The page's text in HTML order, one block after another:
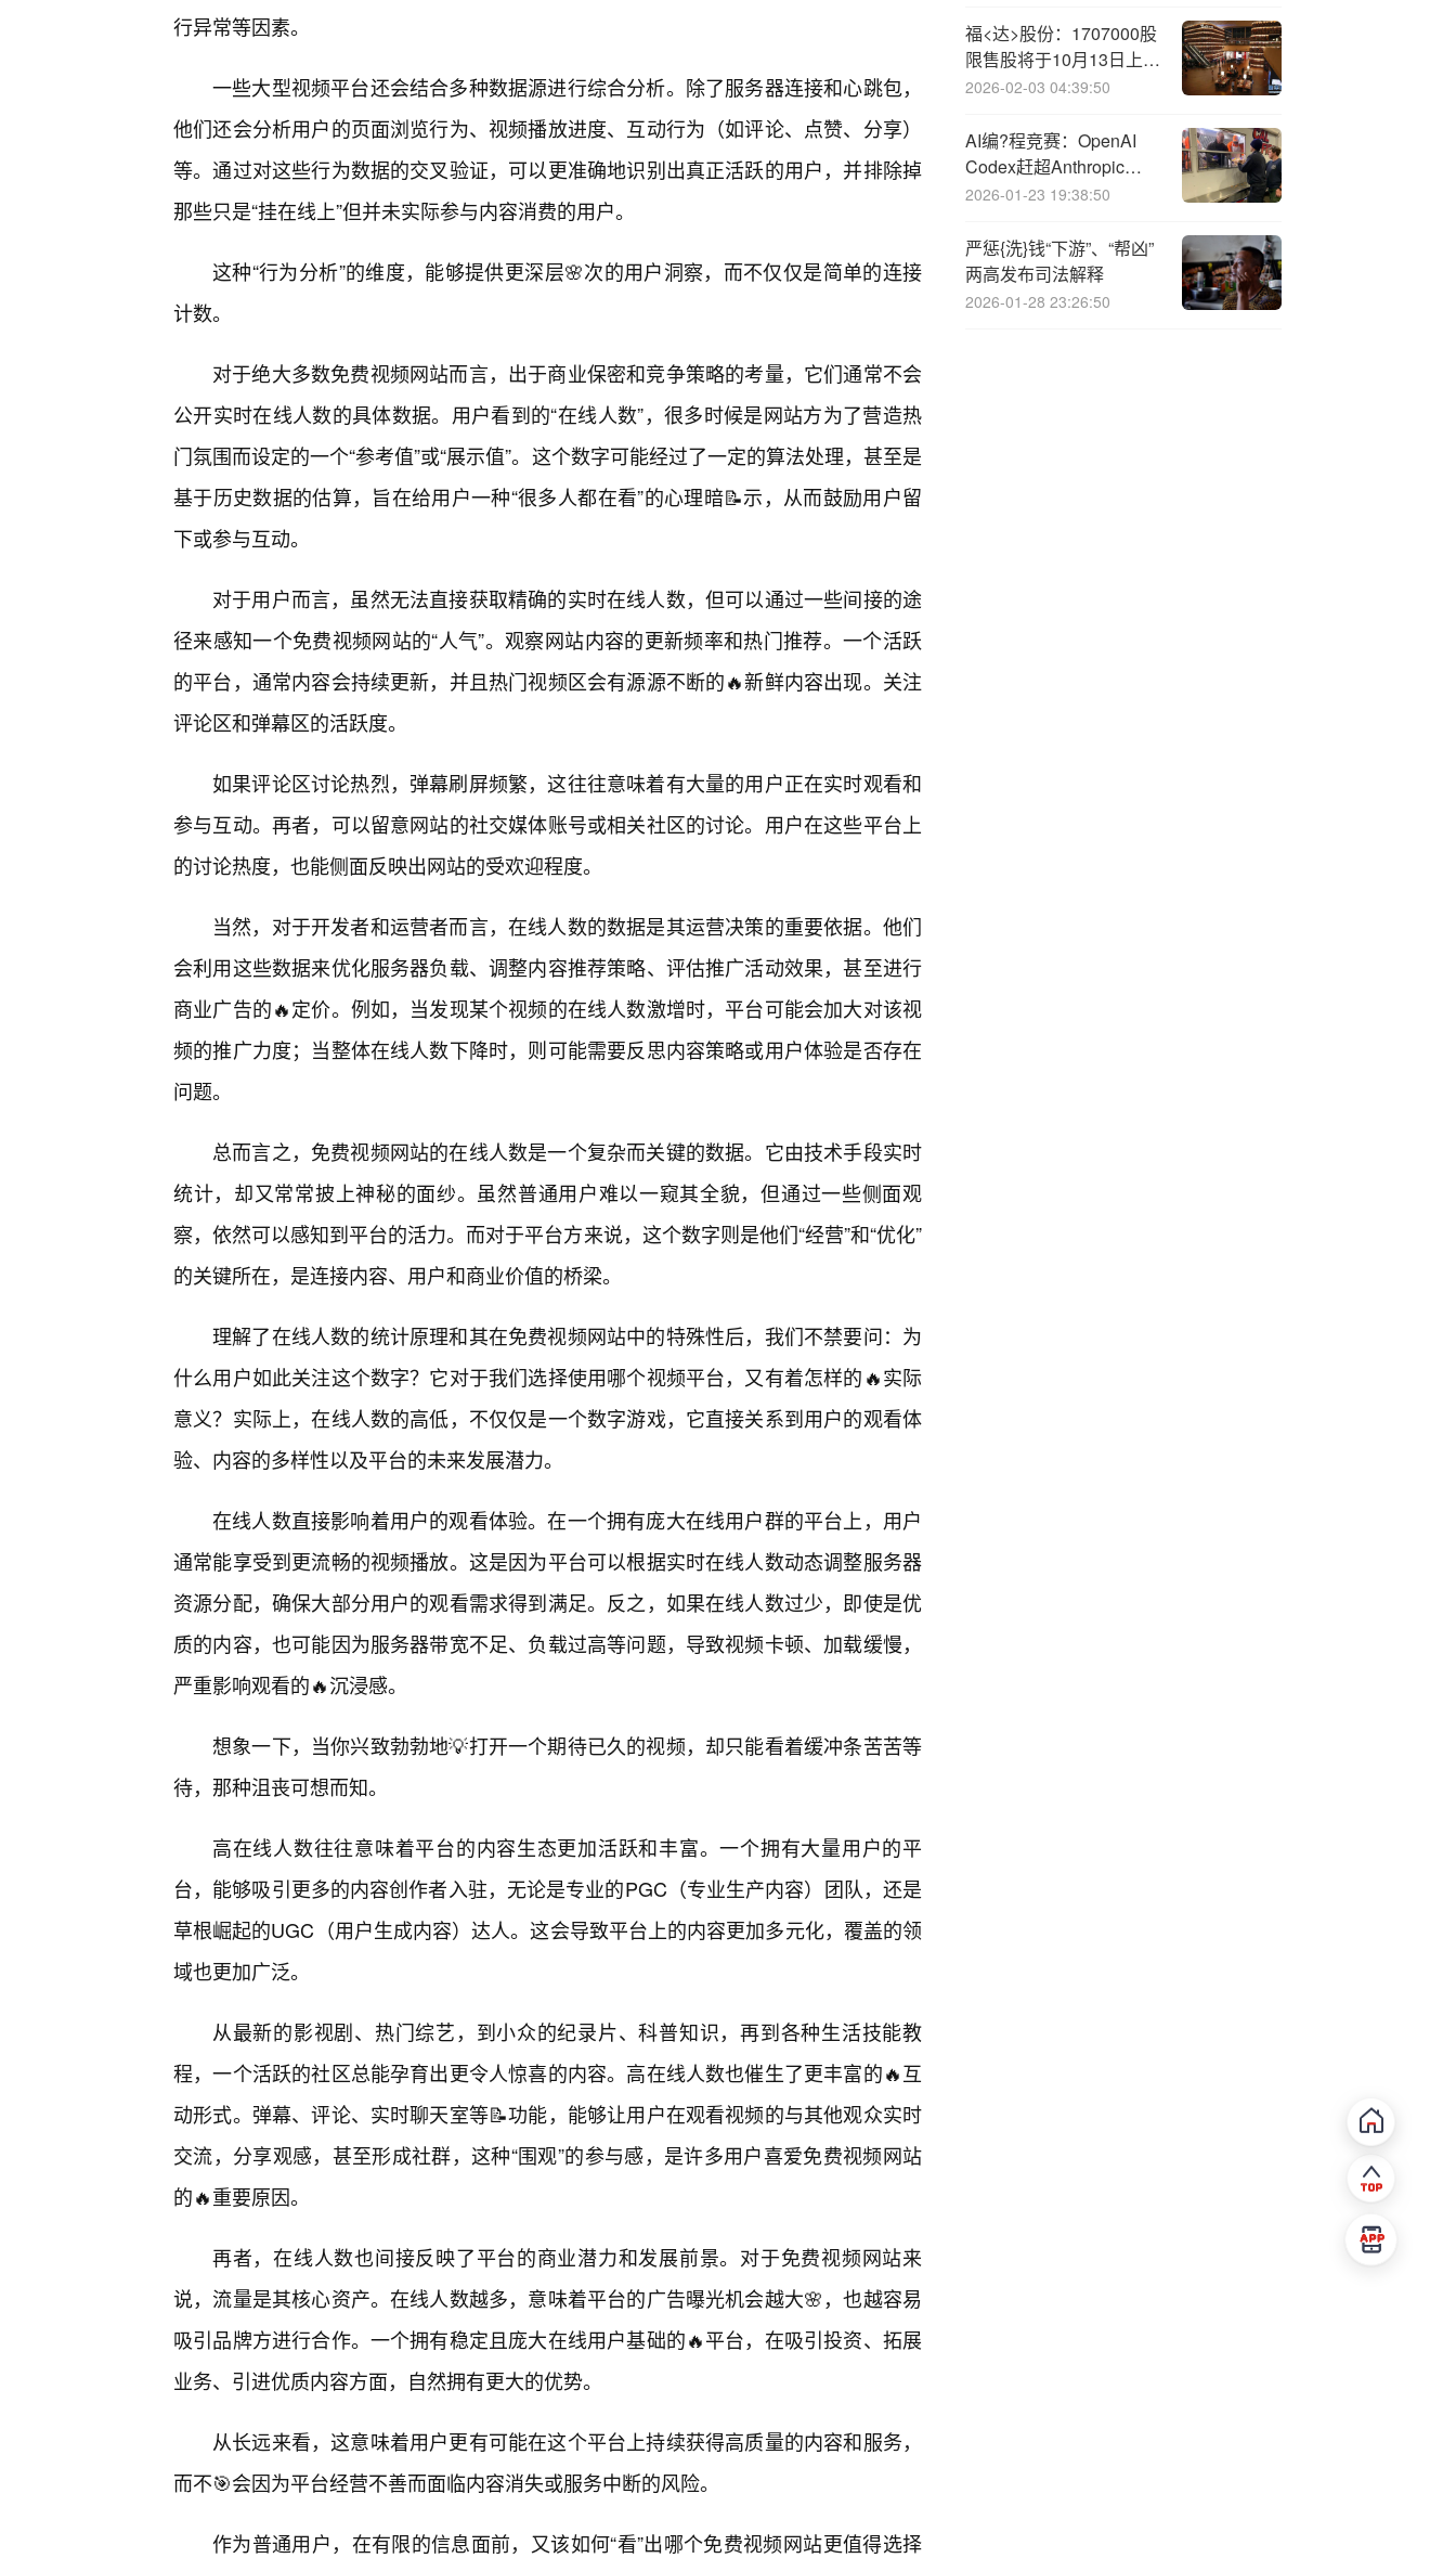
行异常等因素。
一些大型视频平台还会结合多种数据源进行综合分析。除了服务器连接和心跳包，
他们还会分析用户的页面浏览行为、视频播放进度、互动行为（如评论、点赞、分享）
等。通过对这些行为数据的交叉验证，可以更准确地识别出真正活跃的用户，并排除掉
那些只是“挂在线上”但并未实际参与内容消费的用户。
这种“行为分析”的维度，能够提供更深层🌸次的用户洞察，而不仅仅是简单的连接
计数。
对于绝大多数免费视频网站而言，出于商业保密和竞争策略的考量，它们通常不会
公开实时在线人数的具体数据。用户看到的“在线人数”，很多时候是网站方为了营造热
门氛围而设定的一个“参考值”或“展示值”。这个数字可能经过了一定的算法处理，甚至是
基于历史数据的估算，旨在给用户一种“很多人都在看”的心理暗📝示，从而鼓励用户留
下或参与互动。
对于用户而言，虽然无法直接获取精确的实时在线人数，但可以通过一些间接的途
径来感知一个免费视频网站的“人气”。观察网站内容的更新频率和热门推荐。一个活跃
的平台，通常内容会持续更新，并且热门视频区会有源源不断的🔥新鲜内容出现。关注
评论区和弹幕区的活跃度。
如果评论区讨论热烈，弹幕刷屏频繁，这往往意味着有大量的用户正在实时观看和
参与互动。再者，可以留意网站的社交媒体账号或相关社区的讨论。用户在这些平台上
的讨论热度，也能侧面反映出网站的受欢迎程度。
当然，对于开发者和运营者而言，在线人数的数据是其运营决策的重要依据。他们
会利用这些数据来优化服务器负载、调整内容推荐策略、评估推广活动效果，甚至进行
商业广告的🔥定价。例如，当发现某个视频的在线人数激增时，平台可能会加大对该视
频的推广力度；当整体在线人数下降时，则可能需要反思内容策略或用户体验是否存在
问题。
总而言之，免费视频网站的在线人数是一个复杂而关键的数据。它由技术手段实时
统计，却又常常披上神秘的面纱。虽然普通用户难以一窥其全貌，但通过一些侧面观
察，依然可以感知到平台的活力。而对于平台方来说，这个数字则是他们“经营”和“优化”
的关键所在，是连接内容、用户和商业价值的桥梁。
理解了在线人数的统计原理和其在免费视频网站中的特殊性后，我们不禁要问：为
什么用户如此关注这个数字？它对于我们选择使用哪个视频平台，又有着怎样的🔥实际
意义？实际上，在线人数的高低，不仅仅是一个数字游戏，它直接关系到用户的观看体
验、内容的多样性以及平台的未来发展潜力。
在线人数直接影响着用户的观看体验。在一个拥有庞大在线用户群的平台上，用户
通常能享受到更流畅的视频播放。这是因为平台可以根据实时在线人数动态调整服务器
资源分配，确保大部分用户的观看需求得到满足。反之，如果在线人数过少，即使是优
质的内容，也可能因为服务器带宽不足、负载过高等问题，导致视频卡顿、加载缓慢，
严重影响观看的🔥沉浸感。
想象一下，当你兴致勃勃地💡打开一个期待已久的视频，却只能看着缓冲条苦苦等
待，那种沮丧可想而知。
高在线人数往往意味着平台的内容生态更加活跃和丰富。一个拥有大量用户的平
台，能够吸引更多的内容创作者入驻，无论是专业的PGC（专业生产内容）团队，还是
草根崛起的UGC（用户生成内容）达人。这会导致平台上的内容更加多元化，覆盖的领
域也更加广泛。
从最新的影视剧、热门综艺，到小众的纪录片、科普知识，再到各种生活技能教
程，一个活跃的社区总能孕育出更令人惊喜的内容。高在线人数也催生了更丰富的🔥互
动形式。弹幕、评论、实时聊天室等📝功能，能够让用户在观看视频的与其他观众实时
交流，分享观感，甚至形成社群，这种“围观”的参与感，是许多用户喜爱免费视频网站
的🔥重要原因。
再者，在线人数也间接反映了平台的商业潜力和发展前景。对于免费视频网站来
说，流量是其核心资产。在线人数越多，意味着平台的广告曝光机会越大🌸，也越容易
吸引品牌方进行合作。一个拥有稳定且庞大在线用户基础的🔥平台，在吸引投资、拓展
业务、引进优质内容方面，自然拥有更大的优势。
从长远来看，这意味着用户更有可能在这个平台上持续获得高质量的内容和服务，
而不🎯会因为平台经营不善而面临内容消失或服务中断的风险。
作为普通用户，在有限的信息面前，又该如何“看”出哪个免费视频网站更值得选择
福<达>股份：1707000股
限售股将于10月13日上市
流通
2026-02-03 04:39:50
AI编?程竞赛：OpenAI
Codex赶超Anthropic
Claude？
2026-01-23 19:38:50
严惩{洗}钱“下游”、“帮凶”
两高发布司法解释
2026-01-28 23:26:50